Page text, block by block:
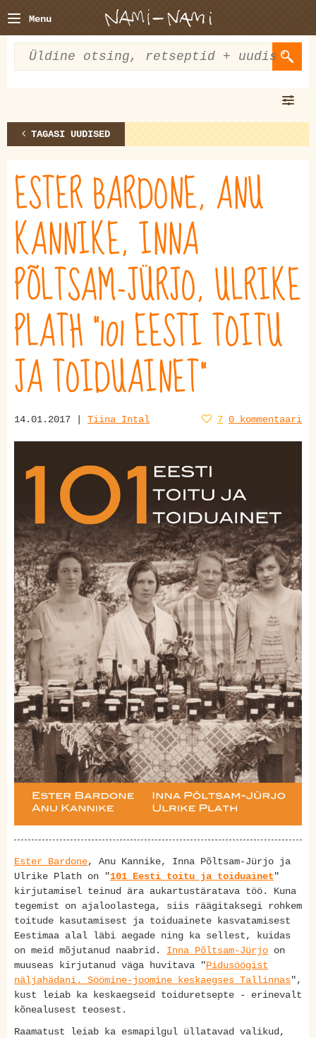
Menu
TAGASI UUDISED
ESTER BARDONE, ANU
KANNIKE, INNA
PÕLTSAM-JÜRJO, ULRIKE
PLATH "101 EESTI TOITU
JA TOIDUAINET"
14.01.2017 | Tiina Intal 7 0 kommentaari
Ester Bardone, Anu Kannike, Inna Põltsam-Jürjo ja
Ulrike Plath on "101 Eesti toitu ja toiduainet"
kirjutamisel teinud ära aukartustäratava töö. Kuna
tegemist on ajaloolastega, siis räägitaksegi rohkem
toitude kasutamisest ja toiduainete kasvatamisest
Eestimaa alal läbi aegade ning ka sellest, kuidas
on meid mõjutanud naabrid. Inna Põltsam-Jürjo on
muuseas kirjutanud väga huvitava "Pidusöögist
näljahädani. Söömine-joomine keskaegses Tallinnas",
kust leiab ka keskaegseid toiduretsepte - erinevalt
kõnealusest teosest.
Raamatust leiab ka esmapilgul üllatavad valikud,